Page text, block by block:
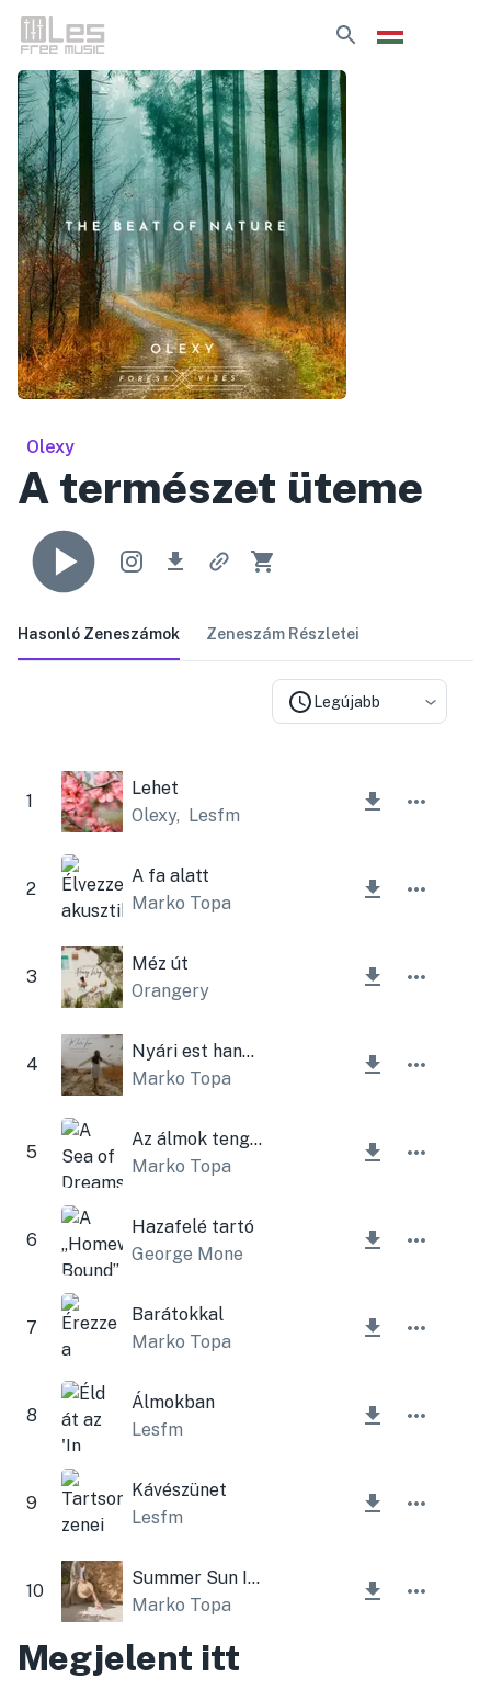
Olexy
A természet üteme
Hasonló Zeneszámok Zeneszám Részletei
Legújabb
1
Lehet
Olexy, Lesfm
2
A fa alatt
Marko Topa
3
Méz út
Orangery
4
Nyári est hangszeres
Marko Topa
5
Az álmok tengere
Marko Topa
6
Hazafelé tartó
George Mone
7
Barátokkal
Marko Topa
8
Álmokban
Lesfm
9
Kávészünet
Lesfm
10
Summer Sun Instrumental
Marko Topa
Megjelent itt